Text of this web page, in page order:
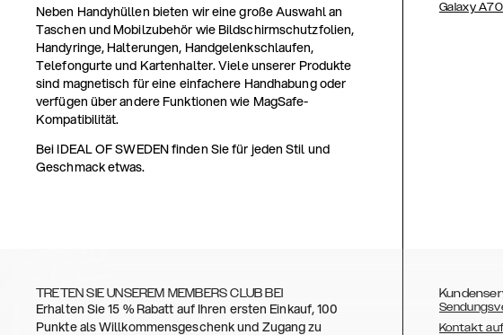
Neben Handyhüllen bieten wir eine große Auswahl an
Taschen und Mobilzubehör wie Bildschirmschutzfolien,
Handyringe, Halterungen, Handgelenkschlaufen,
Telefongurte und Kartenhalter. Viele unserer Produkte
sind magnetisch für eine einfachere Handhabung oder
verfügen über andere Funktionen wie MagSafe-
Kompatibilität.
Bei IDEAL OF SWEDEN finden Sie für jeden Stil und
Geschmack etwas.
Galaxy A70
TRETEN SIE UNSEREM MEMBERS CLUB BEI
Erhalten Sie 15 % Rabatt auf Ihren ersten Einkauf, 100
Punkte als Willkommensgeschenk und Zugang zu
Kontakt